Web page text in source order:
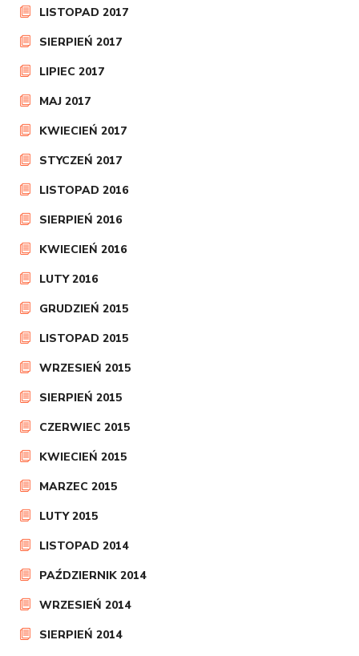
LISTOPAD 2017
SIERPIEŃ 2017
LIPIEC 2017
MAJ 2017
KWIECIEŃ 2017
STYCZEŃ 2017
LISTOPAD 2016
SIERPIEŃ 2016
KWIECIEŃ 2016
LUTY 2016
GRUDZIEŃ 2015
LISTOPAD 2015
WRZESIEŃ 2015
SIERPIEŃ 2015
CZERWIEC 2015
KWIECIEŃ 2015
MARZEC 2015
LUTY 2015
LISTOPAD 2014
PAŹDZIERNIK 2014
WRZESIEŃ 2014
SIERPIEŃ 2014